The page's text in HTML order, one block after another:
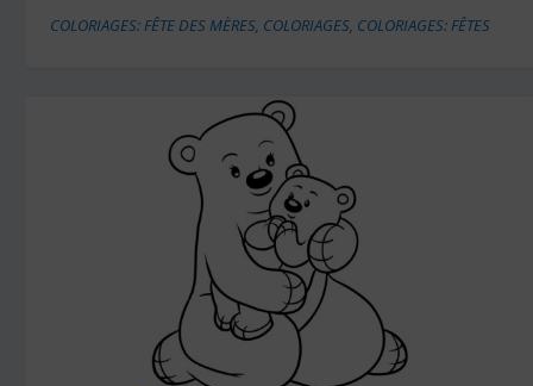
COLORIAGES: FÊTE DES MÈRES, COLORIAGES, COLORIAGES: FÊTES